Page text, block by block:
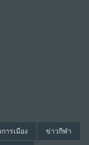
ารเมือง ข่าวกีฬา